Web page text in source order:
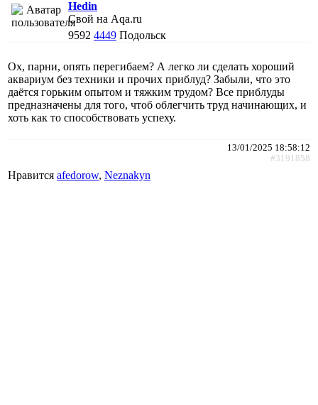
Hedin
Свой на Aqa.ru
9592 4449 Подольск
Ох, парни, опять перегибаем? А легко ли сделать хороший
аквариум без техники и прочих приблуд? Забыли, что это
даётся горьким опытом и тяжким трудом? Все приблуды
предназначены для того, чтоб облегчить труд начинающих, и
хоть как то способствовать успеху.
13/01/2025 18:58:12
#3191858
Нравится afedorow, Neznakyn